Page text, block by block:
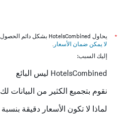
*
يحاول HotelsCombined بشكل دائم الحصول على الأسعار الدقيقة، ولكن
لا يمكن ضمان الأسعار .
إليك السبب:
HotelsCombined ليس البائع
نقوم بتجميع الكثير من البيانات لك
لماذا لا تكون الأسعار دقيقة بنسبة 100٪؟